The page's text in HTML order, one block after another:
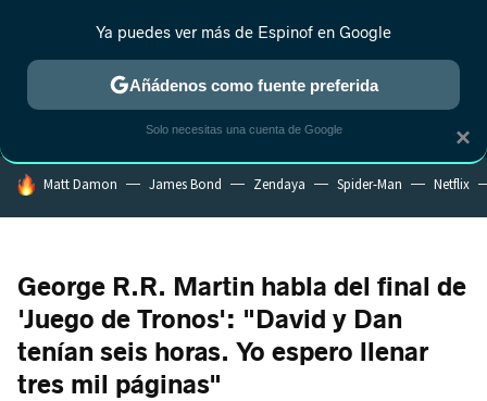
MENÚ NUEVO
ESTRENOS REALITY ANIME RANKINGS CINE
HOY SE HABLA DE
Matt Damon James Bond Zendaya Spider-Man Netflix
George R.R. Martin habla del final de
'Juego de Tronos': "David y Dan
tenían seis horas. Yo espero llenar
tres mil páginas"
×
Ya puedes ver más de Espinof en Google
Añádenos como fuente preferida
Solo necesitas una cuenta de Google